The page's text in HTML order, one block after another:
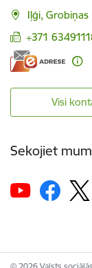
Iļģi,
+371
Visi
Sekojiet